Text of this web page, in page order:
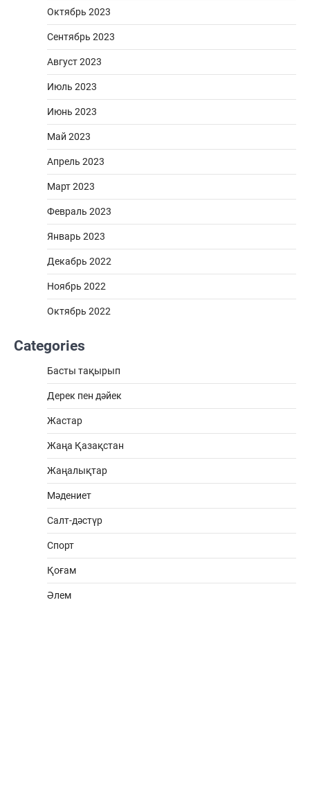
Октябрь 2023
Сентябрь 2023
Август 2023
Июль 2023
Июнь 2023
Май 2023
Апрель 2023
Март 2023
Февраль 2023
Январь 2023
Декабрь 2022
Ноябрь 2022
Октябрь 2022
Categories
Басты тақырып
Дерек пен дәйек
Жастар
Жаңа Қазақстан
Жаңалықтар
Мәдениет
Салт-дәстүр
Спорт
Қоғам
Әлем